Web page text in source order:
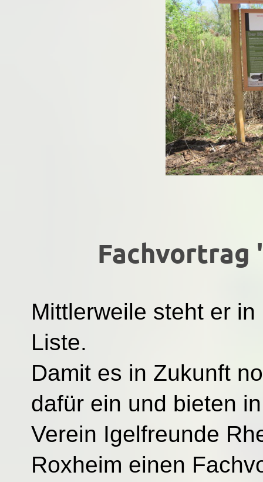
Fachvortrag
Mittlerweile steht er
Liste.
Damit es in Zukunft
dafür ein und bieten
Verein Igelfreunde
Roxheim einen